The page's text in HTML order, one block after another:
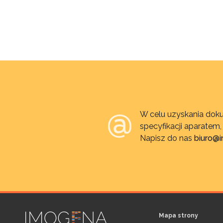
W celu uzyskania
specyfikacji
Napisz do nas
Mapa strony